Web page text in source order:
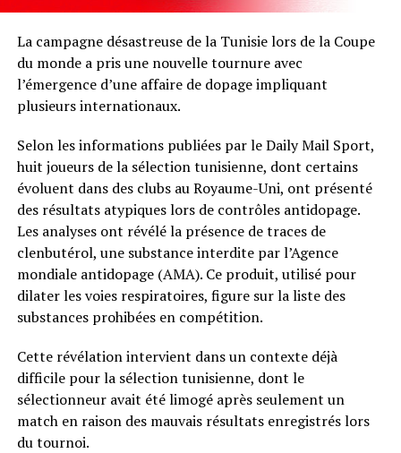
La campagne désastreuse de la Tunisie lors de la Coupe
du monde a pris une nouvelle tournure avec
l’émergence d’une affaire de dopage impliquant
plusieurs internationaux.
Selon les informations publiées par le Daily Mail Sport,
huit joueurs de la sélection tunisienne, dont certains
évoluent dans des clubs au Royaume-Uni, ont présenté
des résultats atypiques lors de contrôles antidopage.
Les analyses ont révélé la présence de traces de
clenbutérol, une substance interdite par l’Agence
mondiale antidopage (AMA). Ce produit, utilisé pour
dilater les voies respiratoires, figure sur la liste des
substances prohibées en compétition.
Cette révélation intervient dans un contexte déjà
difficile pour la sélection tunisienne, dont le
sélectionneur avait été limogé après seulement un
match en raison des mauvais résultats enregistrés lors
du tournoi.